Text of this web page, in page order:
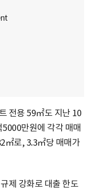
전용 59㎡도 지난 10
만원에 각각 매매
㎡로, 3.3㎡당 매매가
제 강화로 대출 한도